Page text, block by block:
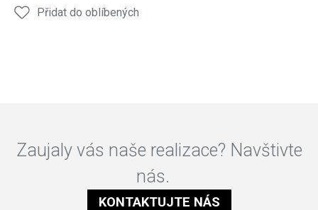
Přidat do oblíbených
Zaujaly vás naše realizace? Navštivte
nás.
KONTAKTUJTE NÁS